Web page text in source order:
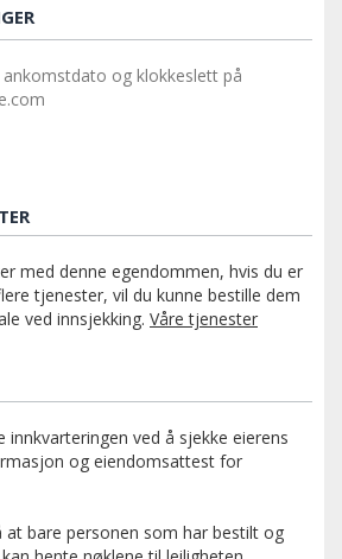
og klokkeslett på
med denne egendommen, hvis du er
tjenester, vil du kunne bestille dem
ved innsjekking. Våre tjenester
innkvarteringen ved å sjekke eierens
og eiendomsattest for
bare personen som har bestilt og